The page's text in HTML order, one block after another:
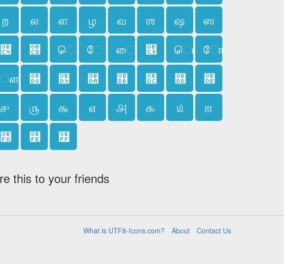
ற ல ள ழ வ ஶ ஷ
ஸ
௄ ௅ ெ ே ை ௉ ொ ோ
ௗ ௘ ௙ ௚ ௛ ௜ ௝
௞
௪ ௫ ௬ ௭ ௮ ௯ ௰
௱
௽ ௾ ௿
this to your friends
What is UTF8-Icons.com? About Contact Us